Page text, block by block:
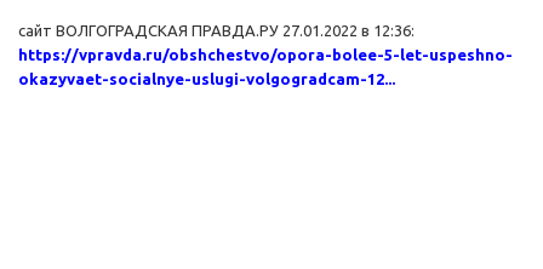
сайт ВОЛГОГРАДСКАЯ ПРАВДА.РУ 27.01.2022 в 12:36:
https://vpravda.ru/obshchestvo/opora-bolee-5-let-uspeshno-
okazyvaet-socialnye-uslugi-volgogradcam-12...